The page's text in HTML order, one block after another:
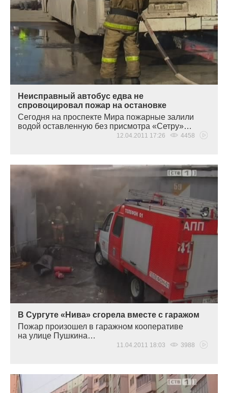
Неисправный автобус едва не
спровоцировал пожар на остановке
Сегодня на проспекте Мира пожарные залили
водой оставленную без присмотра «Сетру»…
12.04.2011 17:26 4458
В Сургуте «Нива» сгорела вместе с гаражом
Пожар произошел в гаражном кооперативе
на улице Пушкина…
11.04.2011 18:03 3988